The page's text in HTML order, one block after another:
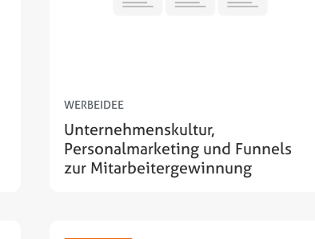
WERBEIDEE
Unternehmenskultur,
Personalmarketing und Funnels
zur Mitarbeitergewinnung